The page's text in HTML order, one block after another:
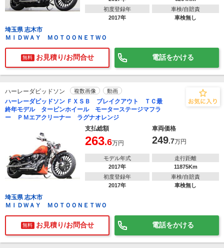
初度登録年
2017年
車検/自賠責
車検無し
埼玉県 志木市
ＭＩＤＷＡＹ ＭＯＴＯＯＮＥＴＷＯ
無料 お見積り/お問合せ 電話をかける
ハーレーダビッドソン 複数画像 動画
ハーレーダビッドソン ＦＸＳＢ ブレイクアウト ＴＣ最
終年モデル タービンホイール モーターステージマフラ
ー ＰＭエアクリーナー ラグナオレンジ
支払総額
車両価格
263.6万円 249.7万円
モデル年式
2017年
走行距離
11875Km
初度登録年
2017年
車検/自賠責
車検無し
埼玉県 志木市
ＭＩＤＷＡＹ ＭＯＴＯＯＮＥＴＷＯ
無料 お見積り/お問合せ 電話をかける